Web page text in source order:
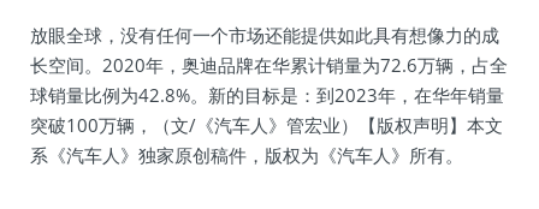
放眼全球，没有任何一个市场还能提供如此具有想像力的成
长空间。2020年，奥迪品牌在华累计销量为72.6万辆，占全
球销量比例为42.8%。新的目标是：到2023年，在华年销量
突破100万辆，（文/《汽车人》管宏业）【版权声明】本文
系《汽车人》独家原创稿件，版权为《汽车人》所有。